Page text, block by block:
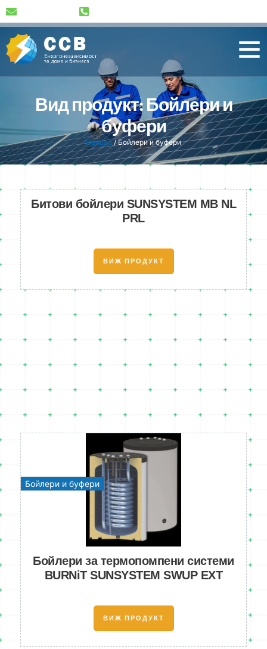
Вид продукт: Бойлери и
буфери
Начало/Бойлери и буфери
Бойлери и буфери
Битови бойлери SUNSYSTEM MB NL
PRL
ВИЖ ПРОДУКТ
Бойлери за термопомпени системи
BURNiT SUNSYSTEM SWUP EXT
ВИЖ ПРОДУКТ